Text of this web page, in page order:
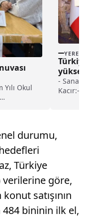
Okul
YEREL
- Sanayi
Kacır:-
durumu,
Türkiye
göre,
satışının
484 bininin ilk el,